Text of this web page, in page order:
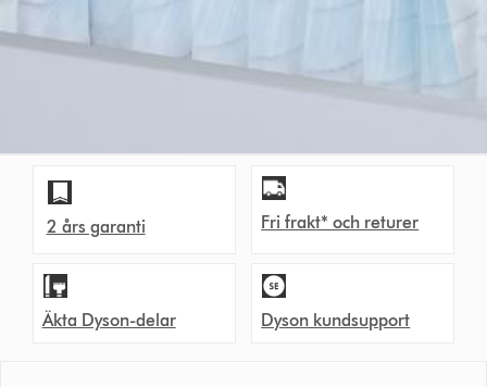
2 års garanti Fri frakt* och returer
Äkta Dyson-delar Dyson kundsupport